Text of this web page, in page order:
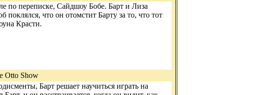
по переписке, Сайдшоу Бобе. Барт и Лиза
поклялся, что он отомстит Барту за то, что тот
Красти.
Otto Show
Барт решает научиться играть на